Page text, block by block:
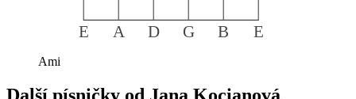
E A D G B E
Ami